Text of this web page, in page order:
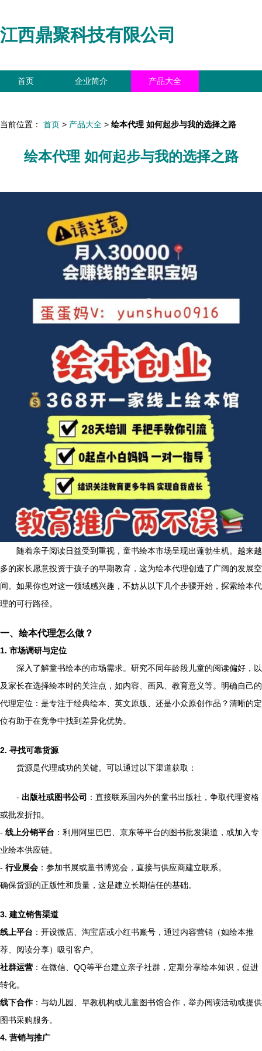
江西鼎聚科技有限公司
首页 企业简介 产品大全
当前位置： 首页 > 产品大全 > 绘本代理 如何起步与我的选择之路
绘本代理 如何起步与我的选择之路
随着亲子阅读日益受到重视，童书绘本市场呈现出蓬勃生机。越来越
多的家长愿意投资于孩子的早期教育，这为绘本代理创造了广阔的发展空
间。如果你也对这一领域感兴趣，不妨从以下几个步骤开始，探索绘本代
理的可行路径。
一、绘本代理怎么做？
1. 市场调研与定位
深入了解童书绘本的市场需求。研究不同年龄段儿童的阅读偏好，以
及家长在选择绘本时的关注点，如内容、画风、教育意义等。明确自己的
代理定位：是专注于经典绘本、英文原版、还是小众原创作品？清晰的定
位有助于在竞争中找到差异化优势。
2. 寻找可靠货源
货源是代理成功的关键。可以通过以下渠道获取：
- 出版社或图书公司 ：直接联系国内外的童书出版社，争取代理资格
或批发折扣。
- 线上分销平台 ：利用阿里巴巴、京东等平台的图书批发渠道，或加入专
业绘本供应链。
- 行业展会 ：参加书展或童书博览会，直接与供应商建立联系。
确保货源的正版性和质量，这是建立长期信任的基础。
3. 建立销售渠道
线上平台 ：开设微店、淘宝店或小红书账号，通过内容营销（如绘本推
荐、阅读分享）吸引客户。
社群运营 ：在微信、QQ等平台建立亲子社群，定期分享绘本知识，促进
转化。
线下合作：与幼儿园、早教机构或儿童图书馆合作，举办阅读活动或提供
图书采购服务。
4. 营销与推广